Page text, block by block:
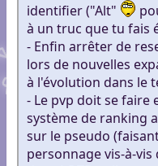
identifier ("Alt"
à un truc que tu fais
- Enfin arrêter de
lors de nouvelles
à l'évolution dans le
- Le pvp doit se faire
système de ranking
sur le pseudo
personnage vis-à-